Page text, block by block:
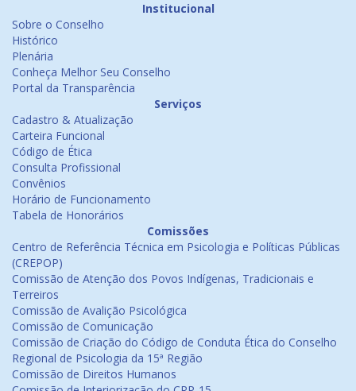
Institucional
Sobre o Conselho
Histórico
Plenária
Conheça Melhor Seu Conselho
Portal da Transparência
Serviços
Cadastro & Atualização
Carteira Funcional
Código de Ética
Consulta Profissional
Convênios
Horário de Funcionamento
Tabela de Honorários
Comissões
Centro de Referência Técnica em Psicologia e Políticas Públicas
(CREPOP)
Comissão de Atenção dos Povos Indígenas, Tradicionais e
Terreiros
Comissão de Avalição Psicológica
Comissão de Comunicação
Comissão de Criação do Código de Conduta Ética do Conselho
Regional de Psicologia da 15ª Região
Comissão de Direitos Humanos